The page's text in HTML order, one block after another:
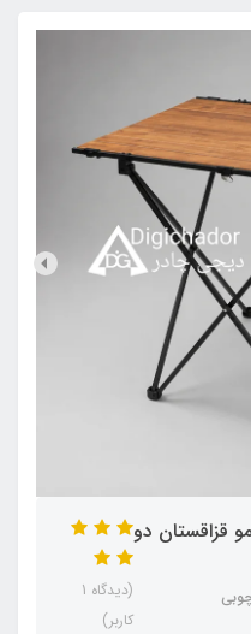
قزاقستان دو
(دیدگاه 1
کاربر)